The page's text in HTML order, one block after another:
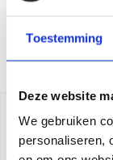
Toestemming
Deze website
We gebruiken
personaliseren,